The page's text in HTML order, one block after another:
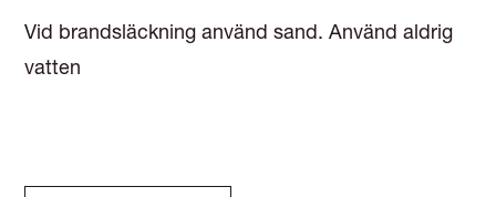
Vid brandsläckning använd sand. Använd aldrig
vatten